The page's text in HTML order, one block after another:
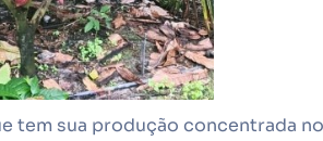
tem sua produção concentrada